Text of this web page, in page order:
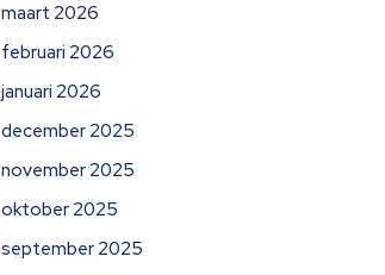
maart 2026
februari 2026
januari 2026
december 2025
november 2025
oktober 2025
september 2025